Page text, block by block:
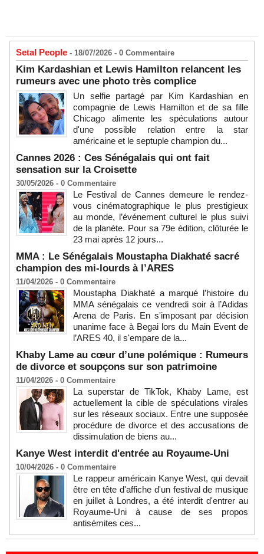
Setal People - 18/07/2026 - 0 Commentaire
Kim Kardashian et Lewis Hamilton relancent les
rumeurs avec une photo très complice
Un selfie partagé par Kim Kardashian en
compagnie de Lewis Hamilton et de sa fille
Chicago alimente les spéculations autour
d'une possible relation entre la star
américaine et le septuple champion du...
Cannes 2026 : Ces Sénégalais qui ont fait
sensation sur la Croisette
30/05/2026 - 0 Commentaire
Le Festival de Cannes demeure le rendez-
vous cinématographique le plus prestigieux
au monde, l’événement culturel le plus suivi
de la planète. Pour sa 79e édition, clôturée le
23 mai après 12 jours...
MMA : Le Sénégalais Moustapha Diakhaté sacré
champion des mi-lourds à l’ARES
11/04/2026 - 0 Commentaire
Moustapha Diakhaté a marqué l’histoire du
MMA sénégalais ce vendredi soir à l’Adidas
Arena de Paris. En s'imposant par décision
unanime face à Begai lors du Main Event de
l’ARES 40, il s'empare de la...
Khaby Lame au cœur d’une polémique : Rumeurs
de divorce et soupçons sur son patrimoine
11/04/2026 - 0 Commentaire
La superstar de TikTok, Khaby Lame, est
actuellement la cible de spéculations virales
sur les réseaux sociaux. Entre une supposée
procédure de divorce et des accusations de
dissimulation de biens au...
Kanye West interdit d'entrée au Royaume-Uni
10/04/2026 - 0 Commentaire
Le rappeur américain Kanye West, qui devait
être en tête d'affiche d'un festival de musique
en juillet à Londres, a été interdit d'entrer au
Royaume-Uni à cause de ses propos
antisémites ces...